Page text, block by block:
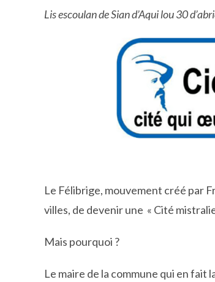
Lis escoulan de Sian d’Aqui lou 30
Le Félibrige, mouvement créé par
villes, de devenir une « Cité
Mais pourquoi ?
Le maire de la commune qui en fait